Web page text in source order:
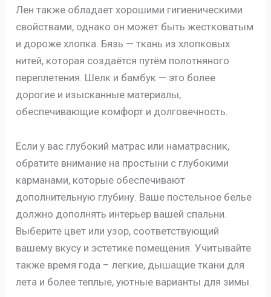
Лен также обладает хорошими гигиеническими
свойствами, однако он может быть жестковатым
и дороже хлопка. Бязь — ткань из хлопковых
нитей, которая создаётся путём полотняного
переплетения. Шелк и бамбук — это более
дорогие и изысканные материалы,
обеспечивающие комфорт и долговечность.
Если у вас глубокий матрас или наматрасник,
обратите внимание на простыни с глубокими
карманами, которые обеспечивают
дополнительную глубину. Ваше постельное белье
должно дополнять интерьер вашей спальни.
Выберите цвет или узор, соответствующий
вашему вкусу и эстетике помещения. Учитывайте
также время года – легкие, дышащие ткани для
лета и более теплые, уютные варианты для зимы.